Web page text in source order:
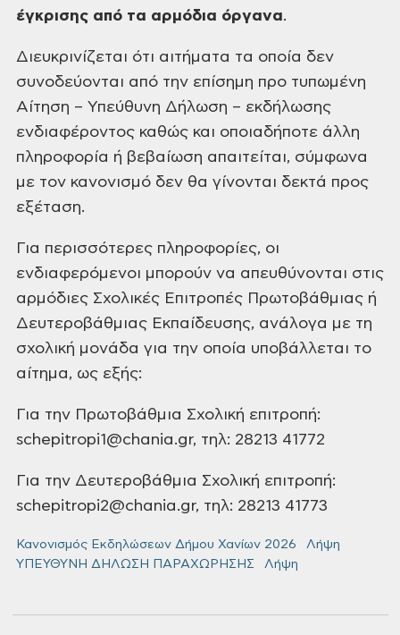
έγκρισης από τα αρμόδια όργανα.
Διευκρινίζεται ότι αιτήματα τα οποία δεν
συνοδεύονται από την επίσημη προ τυπωμένη
Αίτηση – Υπεύθυνη Δήλωση – εκδήλωσης
ενδιαφέροντος καθώς και οποιαδήποτε άλλη
πληροφορία ή βεβαίωση απαιτείται, σύμφωνα
με τον κανονισμό δεν θα γίνονται δεκτά προς
εξέταση.
Για περισσότερες πληροφορίες, οι
ενδιαφερόμενοι μπορούν να απευθύνονται στις
αρμόδιες Σχολικές Επιτροπές Πρωτοβάθμιας ή
Δευτεροβάθμιας Εκπαίδευσης, ανάλογα με τη
σχολική μονάδα για την οποία υποβάλλεται το
αίτημα, ως εξής:
Για την Πρωτοβάθμια Σχολική επιτροπή:
schepitropi1@chania.gr, τηλ: 28213 41772
Για την Δευτεροβάθμια Σχολική επιτροπή:
schepitropi2@chania.gr, τηλ: 28213 41773
Κανονισμός Εκδηλώσεων Δήμου Χανίων 2026
Λήψη
ΥΠΕΥΘΥΝΗ ΔΗΛΩΣΗ ΠΑΡΑΧΩΡΗΣΗΣ
Λήψη